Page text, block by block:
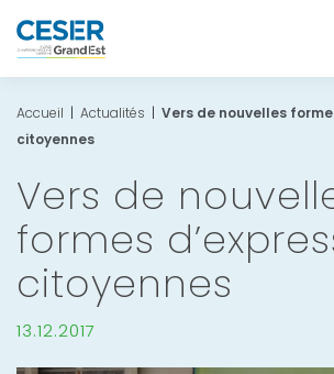
Accueil | Actualités | Vers de nouvelles
citoyennes
Vers de
formes
citoyennes
13.12.2017